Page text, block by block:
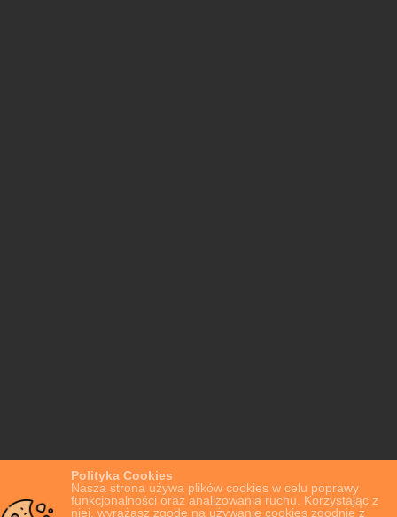
Polityka Cookies
Nasza strona używa plików cookies w celu poprawy
funkcjonalności oraz analizowania ruchu. Korzystając z
niej, wyrażasz zgodę na używanie cookies zgodnie z